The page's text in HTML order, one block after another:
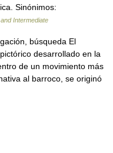
Sinónimos:
Intermediate
búsqueda El
desarrollado en la
de un movimiento más
al barroco, se originó